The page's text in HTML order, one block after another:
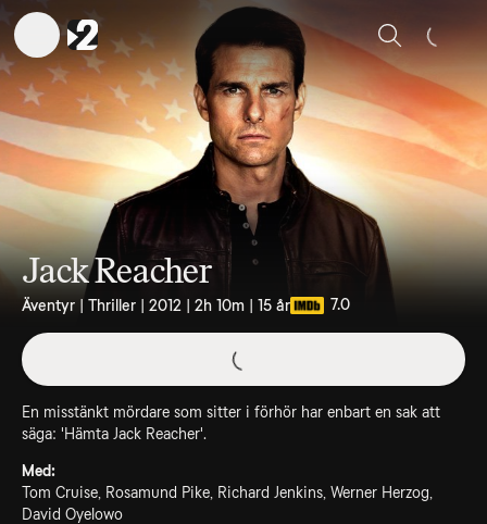
Sök
Jack Reacher
Äventyr | Thriller | 2012 | 2h 10m | 15 år 7.0
En misstänkt mördare som sitter i förhör har enbart en sak att
säga: 'Hämta Jack Reacher'.
Med:
Tom Cruise, Rosamund Pike, Richard Jenkins, Werner Herzog,
David Oyelowo